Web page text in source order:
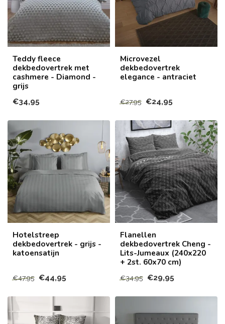
Teddy fleece
dekbedovertrek met
cashmere - Diamond -
grijs
€34,95
Microvezel
dekbedovertrek
elegance - antraciet
€27,95 €24,95
Hotelstreep
dekbedovertrek - grijs -
katoensatijn
€47,95 €44,95
Flanellen
dekbedovertrek Cheng -
Lits-Jumeaux (240x220
+ 2st. 60x70 cm)
€34,95 €29,95